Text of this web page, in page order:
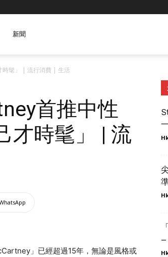
新聞
時髦」 | 流行消費 | 生活
首推中性
才時髦」 | 流
」已經超過15年，無論是風格或